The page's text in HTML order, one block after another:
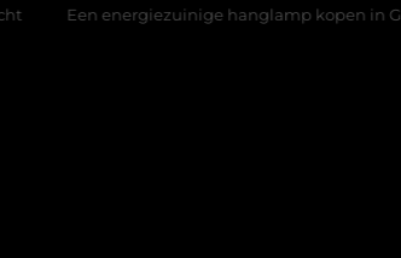
hanglamp kopen in Gelderland